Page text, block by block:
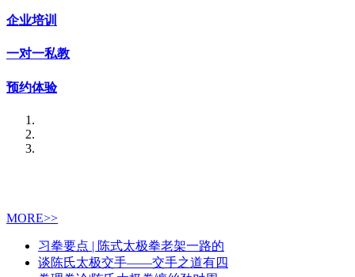
企业培训
一对一私教
预约体验
MORE>>
习拳要点 | 陈式太极拳老架一路的
谈陈氏太极交手——交手之道有四